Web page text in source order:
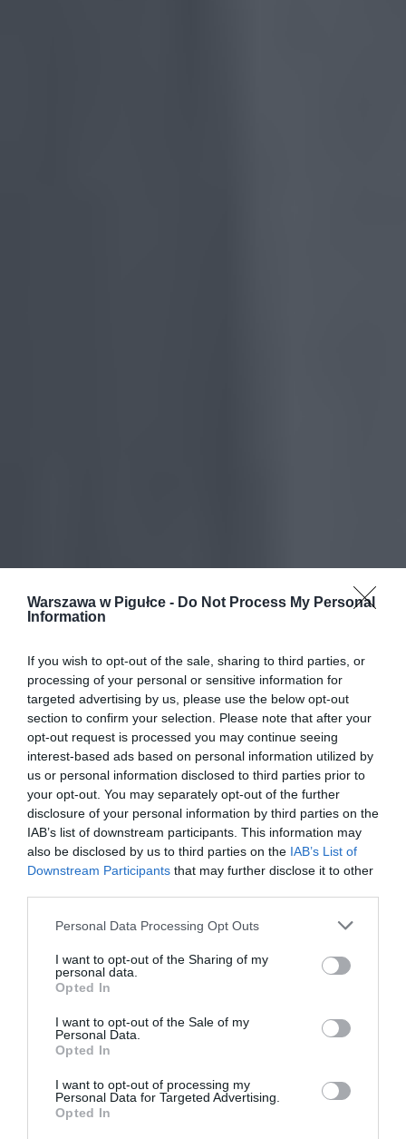
Warszawa w Pigułce - Do Not Process My Personal
Information
If you wish to opt-out of the sale, sharing to third parties, or
processing of your personal or sensitive information for
targeted advertising by us, please use the below opt-out
section to confirm your selection. Please note that after your
opt-out request is processed you may continue seeing
interest-based ads based on personal information utilized by
us or personal information disclosed to third parties prior to
your opt-out. You may separately opt-out of the further
disclosure of your personal information by third parties on the
IAB’s list of downstream participants. This information may
also be disclosed by us to third parties on the IAB’s List of
Downstream Participants that may further disclose it to other
Personal Data Processing Opt Outs
I want to opt-out of the Sharing of my
personal data.
Opted In
I want to opt-out of the Sale of my
Personal Data.
Opted In
I want to opt-out of processing my
Personal Data for Targeted Advertising.
Opted In